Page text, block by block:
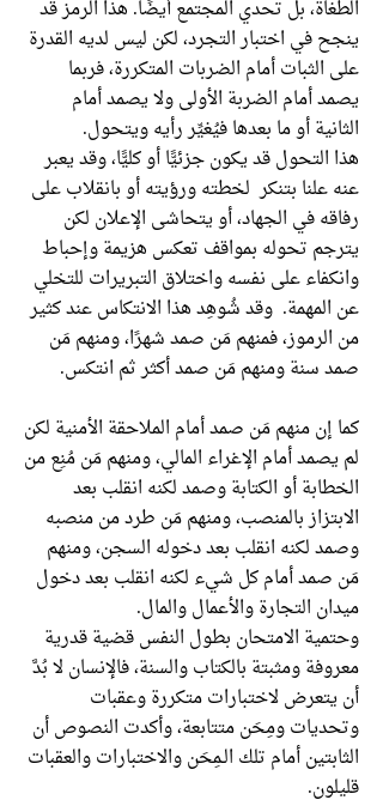
الطغاة، بل تحدي المجتمع أيضًا. هذا الرمز قد
ينجح في اختبار التجرد، لكن ليس لديه القدرة
على الثبات أمام الضربات المتكررة، فربما
يصمد أمام الضربة الأولى ولا يصمد أمام
الثانية أو ما بعدها فيُغيِّر رأيه ويتحول.
هذا التحول قد يكون جزئيًّا أو كليًّا، وقد يعبر
عنه علنا بتنكر لخطته ورؤيته أو بانقلاب على
رفاقه في الجهاد، أو يتحاشى الإعلان لكن
يترجم تحوله بمواقف تعكس هزيمة وإحباط
وانكفاء على نفسه واختلاق التبريرات للتخلي
عن المهمة. وقد شُوهِد هذا الانتكاس عند كثير
من الرموز، فمنهم مَن صمد شهرًا، ومنهم مَن
صمد سنة ومنهم مَن صمد أكثر ثم انتكس.
كما إن منهم مَن صمد أمام الملاحقة الأمنية لكن
لم يصمد أمام الإغراء المالي، ومنهم مَن مُنِع من
الخطابة أو الكتابة وصمد لكنه انقلب بعد
الابتزاز بالمنصب، ومنهم مَن طرد من منصبه
وصمد لكنه انقلب بعد دخوله السجن، ومنهم
مَن صمد أمام كل شيء لكنه انقلب بعد دخول
ميدان التجارة والأعمال والمال.
وحتمية الامتحان بطول النفس قضية قدرية
معروفة ومثبتة بالكتاب والسنة، فالإنسان لا بُدَّ
أن يتعرض لاختبارات متكررة وعقبات
وتحديات ومِحَن متتابعة، وأكدت النصوص أن
الثابتين أمام تلك الـمِحَن والاختبارات والعقبات
قليلون.